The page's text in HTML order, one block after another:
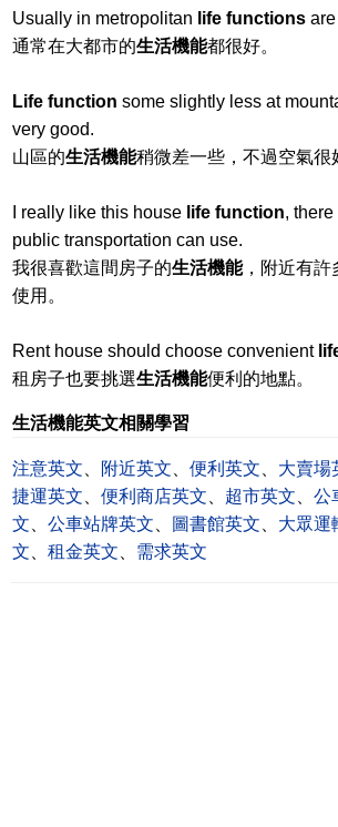
Usually in metropolitan life functions
通常在大都市的生活機能都很好。
Life function some slightly less at
very good.
山區的生活機能稍微差一些，不過空氣很
I really like this house life function,
public transportation can use.
我很喜歡這間房子的生活機能，附近有許
使用。
Rent house should choose convenient
租房子也要挑選生活機能便利的地點。
生活機能英文相關學習
注意英文 附近英文 便利英文 大賣場
捷運英文
便利商店英文 超市英文 公
文
公車站牌英文 圖書館英文 大眾運
文
租金英文 需求英文